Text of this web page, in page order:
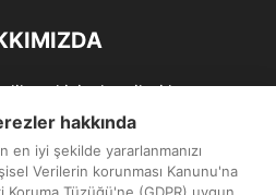
ve kişisel verileri koruma
odaklanarak bu sektörlerle
hazırlayıp yayınlayan bir
sitesidir.
hakkında
iyi şekilde yararlanmanızı
Verilerin korunması Kanunu'na